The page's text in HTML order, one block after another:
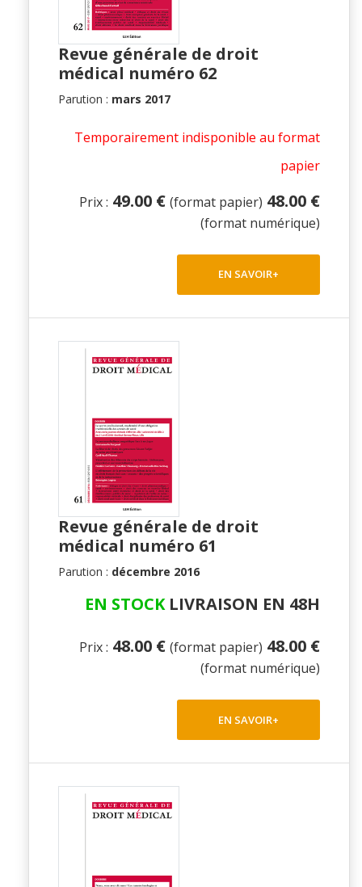
Revue générale de droit
médical numéro 62
Parution : mars 2017
Temporairement indisponible au format
papier
Prix : 49.00 € (format papier) 48.00 €
(format numérique)
EN SAVOIR+
Revue générale de droit
médical numéro 61
Parution : décembre 2016
EN STOCKLIVRAISON EN 48H
Prix : 48.00 € (format papier) 48.00 €
(format numérique)
EN SAVOIR+